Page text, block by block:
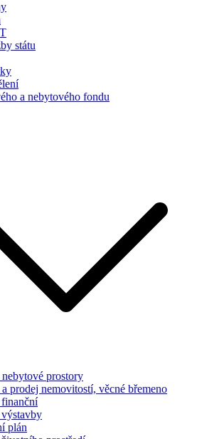
státu
a nebytového fondu
prostory
prodej nemovitostí, věcné břemeno
plán